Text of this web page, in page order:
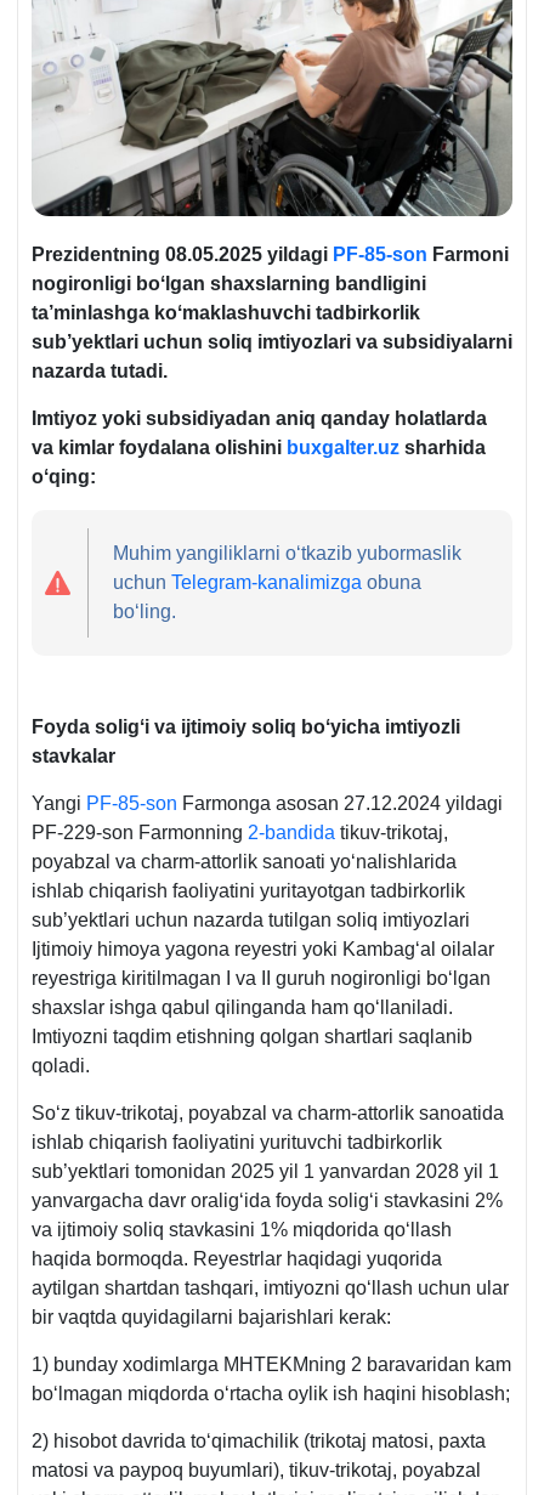
Prezidentning 08.05.2025 yildagi PF-85-son Farmoni
nogironligi boʻlgan shaхslarning bandligini
ta’minlashga koʻmaklashuvchi tadbirkorlik
sub’yektlari uchun soliq imtiyozlari va subsidiyalarni
nazarda tutadi.
Imtiyoz yoki subsidiyadan aniq qanday holatlarda
va kimlar foydalana olishini buxgalter.uz sharhida
oʻqing:
Muhim yangiliklarni oʻtkazib yubormaslik
uchunTelegram-kanalimizga obuna
boʻling.
Foyda soligʻi va ijtimoiy soliq boʻyicha imtiyozli
stavkalar
Yangi PF-85-son Farmonga asosan 27.12.2024 yildagi
PF-229-son Farmonning 2-bandida tikuv-trikotaj,
poyabzal va charm-attorlik sanoati yoʻnalishlarida
ishlab chiqarish faoliyatini yuritayotgan tadbirkorlik
sub’yektlari uchun nazarda tutilgan soliq imtiyozlari
Ijtimoiy himoya yagona reyestri yoki Kambagʻal oilalar
reyestriga kiritilmagan I va II guruh nogironligi boʻlgan
shaхslar ishga qabul qilinganda ham qoʻllaniladi.
Imtiyozni taqdim etishning qolgan shartlari saqlanib
qoladi.
Soʻz tikuv-trikotaj, poyabzal va charm-attorlik sanoatida
ishlab chiqarish faoliyatini yurituvchi tadbirkorlik
sub’yektlari tomonidan 2025 yil 1 yanvardan 2028 yil 1
yanvargacha davr oraligʻida foyda soligʻi stavkasini 2%
va ijtimoiy soliq stavkasini 1% miqdorida qoʻllash
haqida bormoqda. Reyestrlar haqidagi yuqorida
aytilgan shartdan tashqari, imtiyozni qoʻllash uchun ular
bir vaqtda quyidagilarni bajarishlari kerak:
1) bunday хodimlarga MHTEKMning 2 baravaridan kam
boʻlmagan miqdorda oʻrtacha oylik ish haqini hisoblash;
2) hisobot davrida toʻqimachilik (trikotaj matosi, paхta
matosi va paypoq buyumlari), tikuv-trikotaj, poyabzal